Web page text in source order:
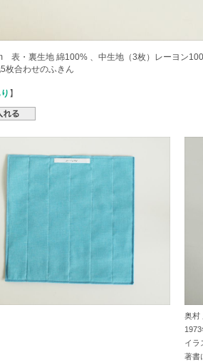
表・裏生地 綿100% 、中生地（3枚）レーヨン
枚合わせのふきん
】
奥村
イラ
著書